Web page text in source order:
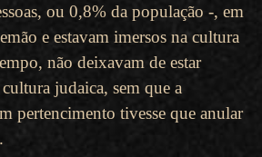
ou 0,8% da população -, em
e estavam imersos na cultura
não deixavam de estar
judaica, sem que a
pertencimento tivesse que anular